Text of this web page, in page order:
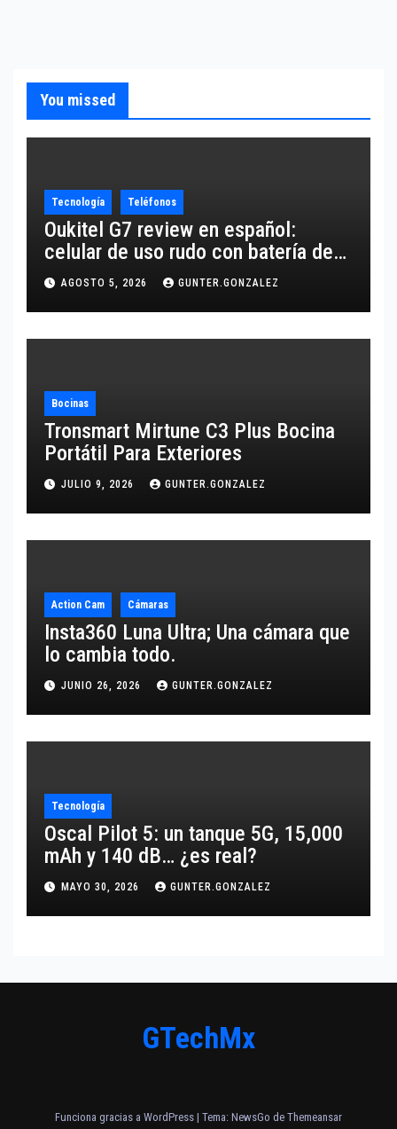
You missed
Tecnología Teléfonos
Oukitel G7 review en español:
celular de uso rudo con batería de
10,600 mAh
AGOSTO 5, 2026 GUNTER.GONZALEZ
Bocinas
Tronsmart Mirtune C3 Plus Bocina
Portátil Para Exteriores
JULIO 9, 2026 GUNTER.GONZALEZ
Action Cam Cámaras
Insta360 Luna Ultra; Una cámara que
lo cambia todo.
JUNIO 26, 2026 GUNTER.GONZALEZ
Tecnología
Oscal Pilot 5: un tanque 5G, 15,000
mAh y 140 dB… ¿es real?
MAYO 30, 2026 GUNTER.GONZALEZ
GTechMx
Funciona gracias a WordPress | Tema: NewsGo de Themeansar